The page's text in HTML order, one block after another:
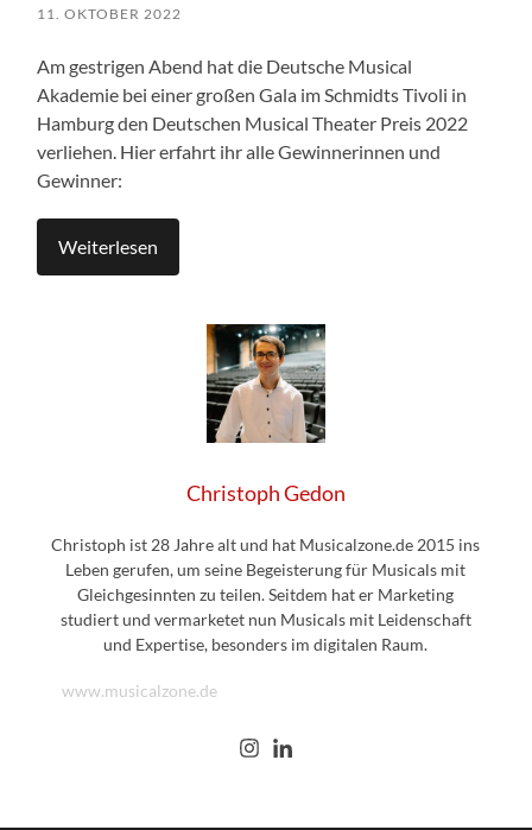
11. OKTOBER 2022
Am gestrigen Abend hat die Deutsche Musical
Akademie bei einer großen Gala im Schmidts Tivoli in
Hamburg den Deutschen Musical Theater Preis 2022
verliehen. Hier erfahrt ihr alle Gewinnerinnen und
Gewinner:
Weiterlesen
Christoph Gedon
Christoph ist 28 Jahre alt und hat Musicalzone.de 2015 ins
Leben gerufen, um seine Begeisterung für Musicals mit
Gleichgesinnten zu teilen. Seitdem hat er Marketing
studiert und vermarketet nun Musicals mit Leidenschaft
und Expertise, besonders im digitalen Raum.
www.musicalzone.de